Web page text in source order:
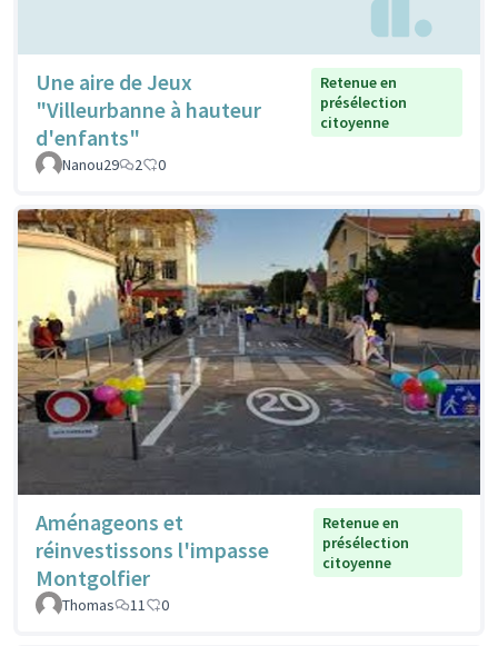
Une aire de Jeux
"Villeurbanne à hauteur
d'enfants"
Retenue en
présélection
citoyenne
Nanou29 2 0
Aménageons et
réinvestissons l'impasse
Montgolfier
Retenue en
présélection
citoyenne
Thomas 11 0